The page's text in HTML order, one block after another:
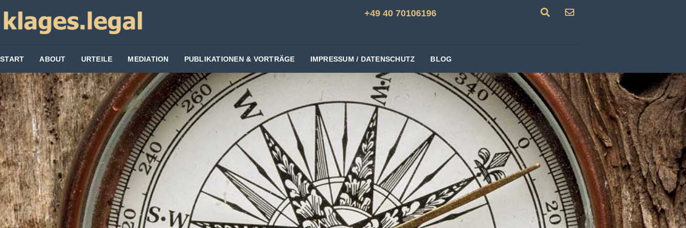
+49 40 70106196
START ABOUT URTEILE MEDIATION PUBLIKATIONEN & VORTRÄGE IMPRESSUM / DATENSCHUTZ BLOG